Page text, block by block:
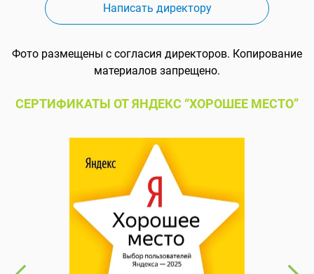
Написать директору
Фото размещены с согласия директоров. Копирование
материалов запрещено.
СЕРТИФИКАТЫ ОТ ЯНДЕКС “ХОРОШЕЕ МЕСТО”